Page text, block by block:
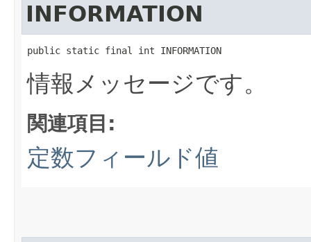
INFORMATION
public static final int INFORMATION
情報メッセージです。
関連項目:
定数フィールド値